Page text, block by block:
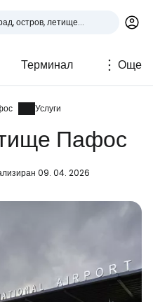
Терминал Още
Услуги
Пафос
09. 04. 2026
туристите
с Google